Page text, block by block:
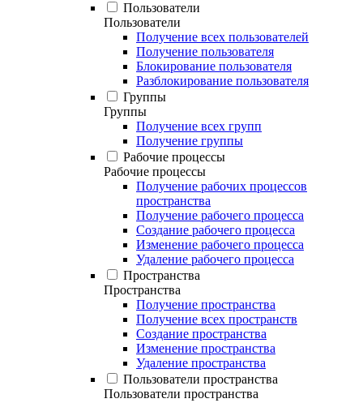
Пользователи
Пользователи
Получение всех пользователей
Получение пользователя
Блокирование пользователя
Разблокирование пользователя
Группы
Группы
Получение всех групп
Получение группы
Рабочие процессы
Рабочие процессы
Получение рабочих процессов
пространства
Получение рабочего процесса
Создание рабочего процесса
Изменение рабочего процесса
Удаление рабочего процесса
Пространства
Пространства
Получение пространства
Получение всех пространств
Создание пространства
Изменение пространства
Удаление пространства
Пользователи пространства
Пользователи пространства